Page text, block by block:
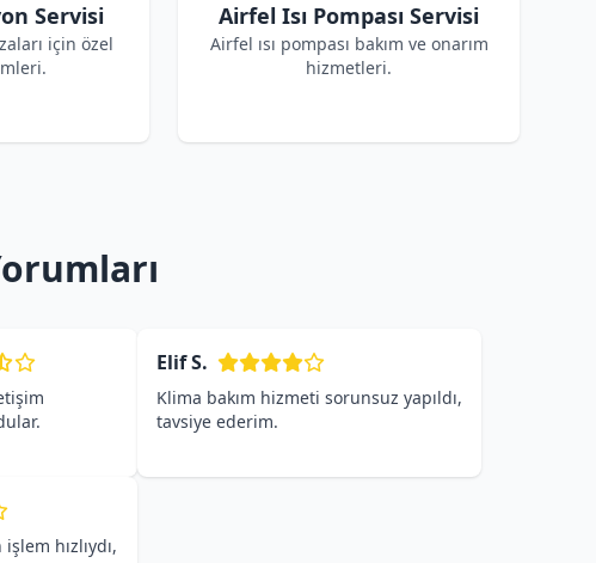
Servisi
için özel
Airfel Isı Pompası Servisi
Airfel ısı pompası bakım ve onarım
hizmetleri.
Elif S.
Klima bakım hizmeti sorunsuz yapıldı,
tavsiye ederim.
hızlıydı,